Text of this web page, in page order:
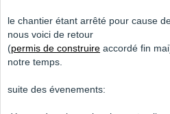
le chantier étant arrêté pour cause
nous voici de retour
(permis de construire accordé fin
notre temps.
suite des évenements: